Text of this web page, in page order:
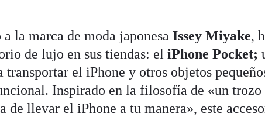
a la marca de moda japonesaIssey Miyake,
de lujo en sus tiendas: eliPhone Pocket;
transportar el iPhone y otros objetos
Inspirado en la filosofía de «un trozo
de llevar el iPhone a tu manera», este